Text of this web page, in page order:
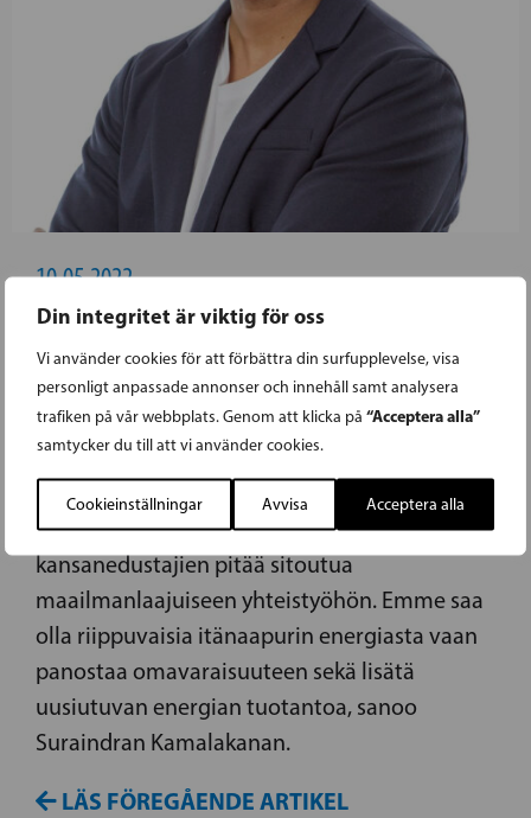
Din integritet är viktig för oss
Vi använder cookies för att förbättra din surfupplevelse, visa
personligt anpassade annonser och innehåll samt analysera
trafiken på vår webbplats. Genom att klicka på “Acceptera alla”
samtycker du till att vi använder cookies.
Cookieinställningar Avvisa Acceptera alla
10.05.2022
SURAINDRAN KAMALAKANAN ON RKP
EDUSKUNTAVAALIEHDOKAS SAVO-
KARJALASSA
– Maamme turvallisuuspoliittinen tilanne on
muuttunut huomattavan paljon. Tulevien
kansanedustajien pitää sitoutua
maailmanlaajuiseen yhteistyöhön. Emme saa
olla riippuvaisia itänaapurin energiasta vaan
panostaa omavaraisuuteen sekä lisätä
uusiutuvan energian tuotantoa, sanoo
Suraindran Kamalakanan.
LÄS FÖREGÅENDE ARTIKEL